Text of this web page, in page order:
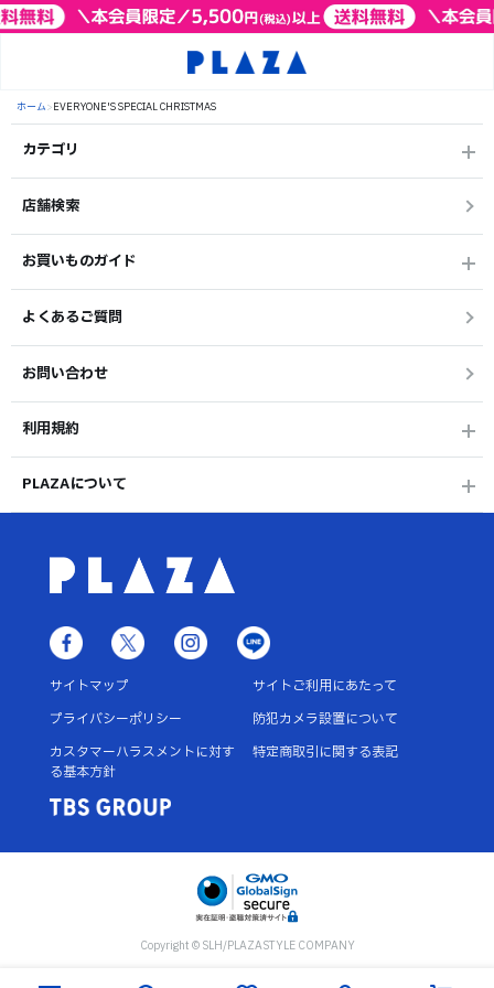
ホーム>EVERYONE'S SPECIAL CHRISTMAS
カテゴリ
店舗検索
お買いものガイド
よくあるご質問
お問い合わせ
利用規約
PLAZAについて
サイトマップ
サイトご利用にあたって
プライバシーポリシー
防犯カメラ設置について
カスタマーハラスメントに対す
る基本方針
特定商取引に関する表記
Copyright © SLH/PLAZASTYLE COMPANY